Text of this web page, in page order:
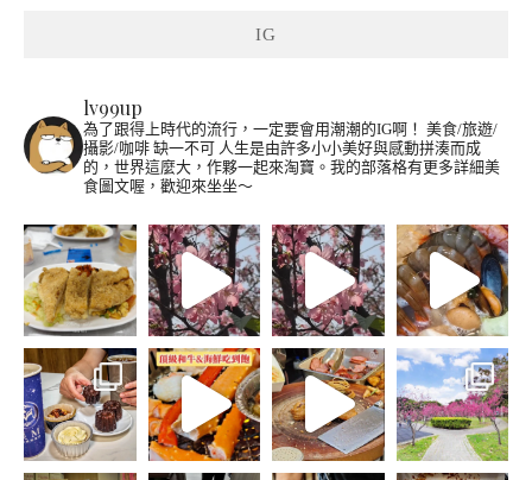
IG
lv99up
為了跟得上時代的流行，一定要會用潮潮的IG啊！ 美食/旅遊/
攝影/咖啡 缺一不可 人生是由許多小小美好與感動拼湊而成
的，世界這麼大，作夥一起來淘寶。我的部落格有更多詳細美
食圖文喔，歡迎來坐坐～